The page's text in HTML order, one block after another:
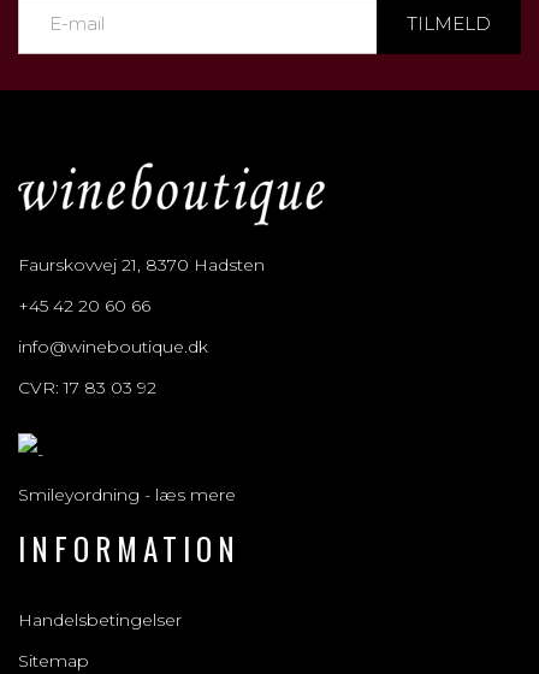
TILMELD
Faurskovvej 21, 8370 Hadsten
+45 42 20 60 66
info@wineboutique.dk
CVR: 17 83 03 92
Smileyordning - læs mere
INFORMATION
Handelsbetingelser
Sitemap